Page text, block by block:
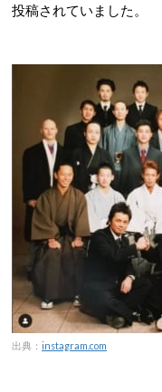
投稿されていました。
出典： instagram.com